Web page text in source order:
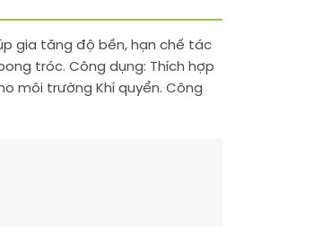
gia tăng độ bền, hạn chế tác
tróc. Công dụng: Thích hợp
môi trường Khí quyển. Công